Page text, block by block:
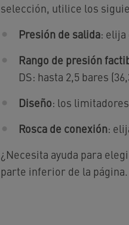
selección, utilice los
Presión de salida: elija
Rango de presión
DS: hasta 2,5 bares
Diseño: los
Rosca de conexión:
¿Necesita ayuda para
parte inferior de la página.